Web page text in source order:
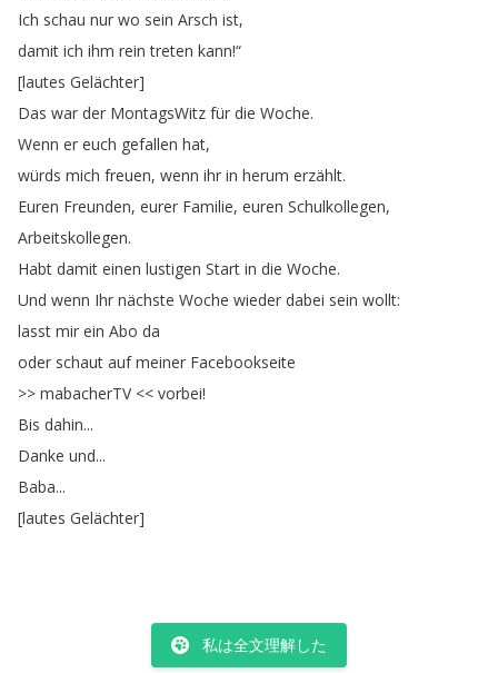
Ich schau nur wo sein Arsch ist,
damit ich ihm rein treten kann!“
[lautes Gelächter]
Das war der MontagsWitz für die Woche.
Wenn er euch gefallen hat,
würds mich freuen, wenn ihr in herum erzählt.
Euren Freunden, eurer Familie, euren Schulkollegen,
Arbeitskollegen.
Habt damit einen lustigen Start in die Woche.
Und wenn Ihr nächste Woche wieder dabei sein wollt:
lasst mir ein Abo da
oder schaut auf meiner Facebookseite
>> mabacherTV<< vorbei!
Bis dahin...
Danke und...
Baba...
[lautes Gelächter]
私は全文理解した